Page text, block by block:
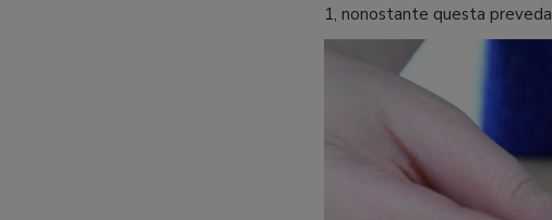
1, nonostante questa preveda